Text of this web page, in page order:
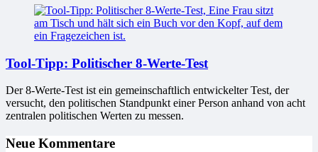
Tool-Tipp: Politischer 8-Werte-Test
Der 8-Werte-Test ist ein gemeinschaftlich entwickelter Test, der
versucht, den politischen Standpunkt einer Person anhand von acht
zentralen politischen Werten zu messen.
Neue Kommentare